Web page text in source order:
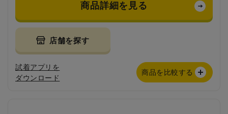
商品詳細を見る
店舗を探す
試着アプリを
ダウンロード
商品を比較する